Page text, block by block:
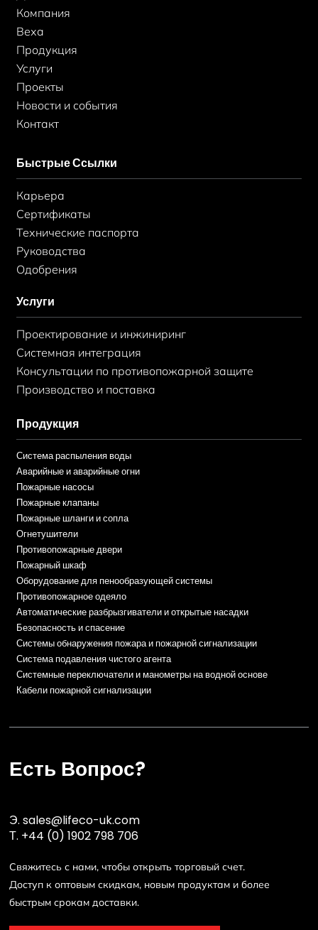
ф
Компания
Веха
Продукция
Услуги
Проекты
Новости и события
Контакт
Быстрые Ссылки
Карьера
Сертификаты
Технические паспорта
Руководства
Одобрения
Услуги
Проектирование и инжиниринг
Системная интеграция
Консультации по противопожарной защите
Производство и поставка
Продукция
Система распыления воды
Аварийные и аварийные огни
Пожарные насосы
Пожарные клапаны
Пожарные шланги и сопла
Огнетушители
Противопожарные двери
Пожарный шкаф
Оборудование для пенообразующей системы
Противопожарное одеяло
Автоматические разбрызгиватели и открытые насадки
Безопасность и спасение
Системы обнаружения пожара и пожарной сигнализации
Система подавления чистого агента
Системные переключатели и манометры на водной основе
Кабели пожарной сигнализации
Есть Вопрос?
Э.sales@lifeco-uk.com
Т. +44 (0) 1902 798 706
Свяжитесь с нами, чтобы открыть торговый счет.
Доступ к оптовым скидкам, новым продуктам и более
быстрым срокам доставки.